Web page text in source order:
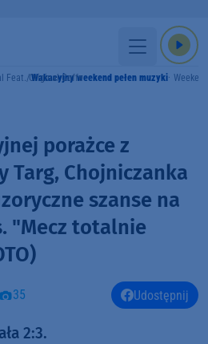
Feat. Original Coffe
Wakacyjny weekend pełen muzyki
porażce z
Targ, Chojniczanka
szanse na
"Mecz totalnie
35 Udostępnij
2:3.